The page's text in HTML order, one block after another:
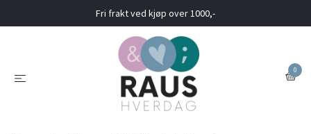
Fri frakt ved kjøp over 1000,-
0